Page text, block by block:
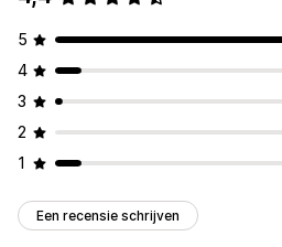
5
4
3
2
1
Een recensie schrijven